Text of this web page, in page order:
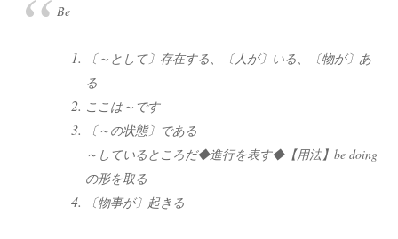
Be
〔～として〕存在する、〔人が〕いる、〔物が〕あ
る
ここは～です
〔～の状態〕である
～しているところだ◆進行を表す◆【用法】 be doing
の形を取る
〔物事が〕起きる